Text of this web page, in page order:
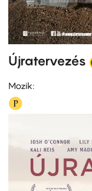
Újratervezés
Mozik: